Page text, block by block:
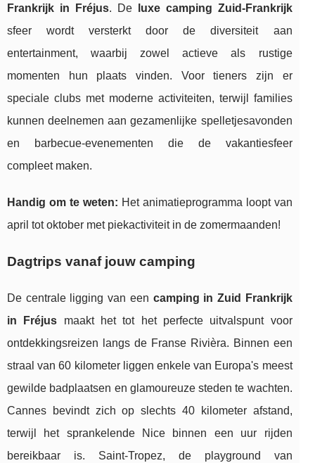
Frankrijk in Fréjus. De
luxe camping Zuid-Frankrijk
sfeer wordt versterkt door de diversiteit aan
entertainment, waarbij zowel actieve als rustige
momenten hun plaats vinden. Voor tieners zijn er
speciale clubs met moderne activiteiten, terwijl families
kunnen deelnemen aan gezamenlijke spelletjesavonden
en barbecue-evenementen die de vakantiesfeer
compleet maken.
Handig om te weten: Het animatieprogramma loopt van
april tot oktober met piekactiviteit in de zomermaanden!
Dagtrips vanaf jouw camping
De centrale ligging van een camping in Zuid Frankrijk
in Fréjus maakt het tot het perfecte uitvalspunt voor
ontdekkingsreizen langs de Franse Rivièra. Binnen een
straal van 60 kilometer liggen enkele van Europa's meest
gewilde badplaatsen en glamoureuze steden te wachten.
Cannes bevindt zich op slechts 40 kilometer afstand,
terwijl het sprankelende Nice binnen een uur rijden
bereikbaar is. Saint-Tropez, de playground van